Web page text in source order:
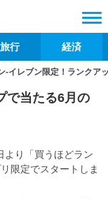
旅行 経済
‐イレブン限定！ランクア
で当たる6月の
より「買うほどラン
限定でスタートしま